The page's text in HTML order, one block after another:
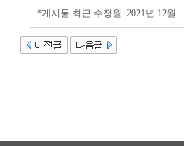
*게시물 최근 수정월: 2021년 12월